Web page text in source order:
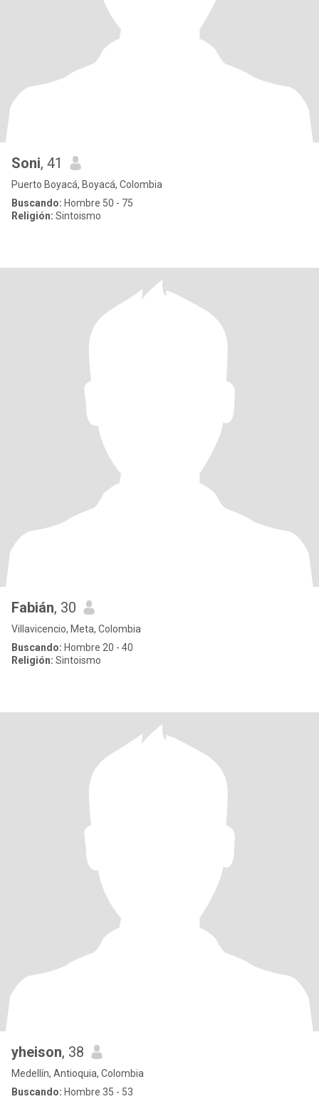
Soni, 41
Puerto Boyacá, Boyacá, Colombia
Buscando: Hombre 50 - 75
Religión: Sintoismo
Fabián, 30
Villavicencio, Meta, Colombia
Buscando: Hombre 20 - 40
Religión: Sintoismo
yheison, 38
Medellín, Antioquia, Colombia
Buscando: Hombre 35 - 53